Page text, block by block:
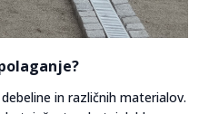
in različnih materialov.